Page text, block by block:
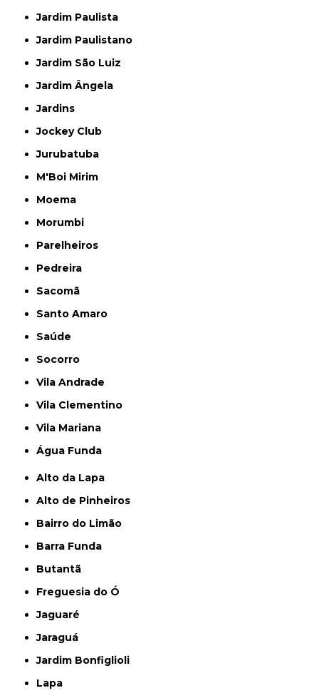
Jardim Paulista
Jardim Paulistano
Jardim São Luiz
Jardim Ângela
Jardins
Jockey Club
Jurubatuba
M'Boi Mirim
Moema
Morumbi
Parelheiros
Pedreira
Sacomã
Santo Amaro
Saúde
Socorro
Vila Andrade
Vila Clementino
Vila Mariana
Água Funda
Alto da Lapa
Alto de Pinheiros
Bairro do Limão
Barra Funda
Butantã
Freguesia do Ó
Jaguaré
Jaraguá
Jardim Bonfiglioli
Lapa